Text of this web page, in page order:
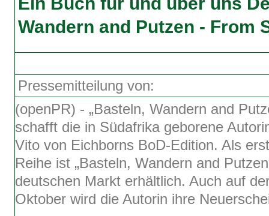
Wandern and Putzen - From
Pressemitteilung von:
(openPR) - „Basteln, Wandern and
schafft die in Südafrika geborene
Vito von Eichborns BoD-Edition. Als
Reihe ist „Basteln, Wandern and
deutschen Markt erhältlich. Auch auf
Oktober wird die Autorin ihre